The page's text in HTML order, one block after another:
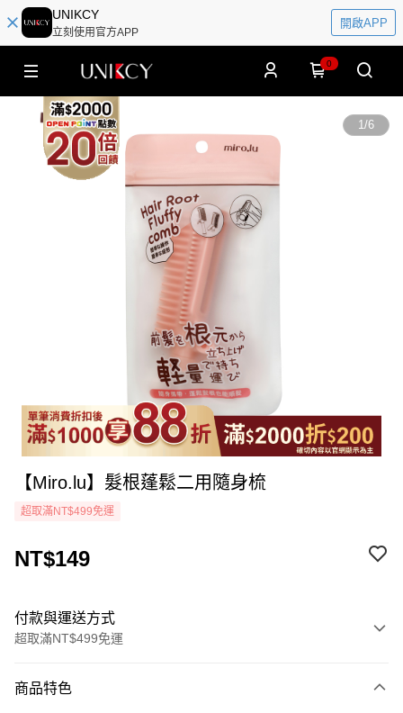
UNIKCY
立刻使用官方APP
開啟APP
0
1/6
【Miro.lu】髮根蓬鬆二用隨身梳
超取滿NT$499免運
NT$149
付款與運送方式
超取滿NT$499免運
icash Pay
商品特色